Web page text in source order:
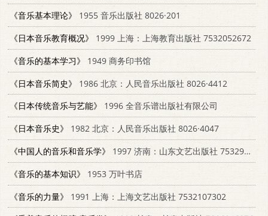
《音乐基本理论》
1955 音乐出版社 8026·201
《日本音乐教育概况》
1999 上海：上海教育出版社 7532052672
《音乐的基本学习》
1949 商务印书馆
《日本音乐简史》
1986 北京：人民音乐出版社 8026·4412
《日本传统音乐与艺能》
1996 全音乐谱出版社有限公司
《日本音乐史》
1982 北京：人民音乐出版社 8026·4047
《中国人的音乐和音乐学》
1997 济南：山东文艺出版社 7532913945
《音乐的基本知识》
1953 万叶书店
《音乐的力量》
1991 上海：上海文艺出版社 7532107302